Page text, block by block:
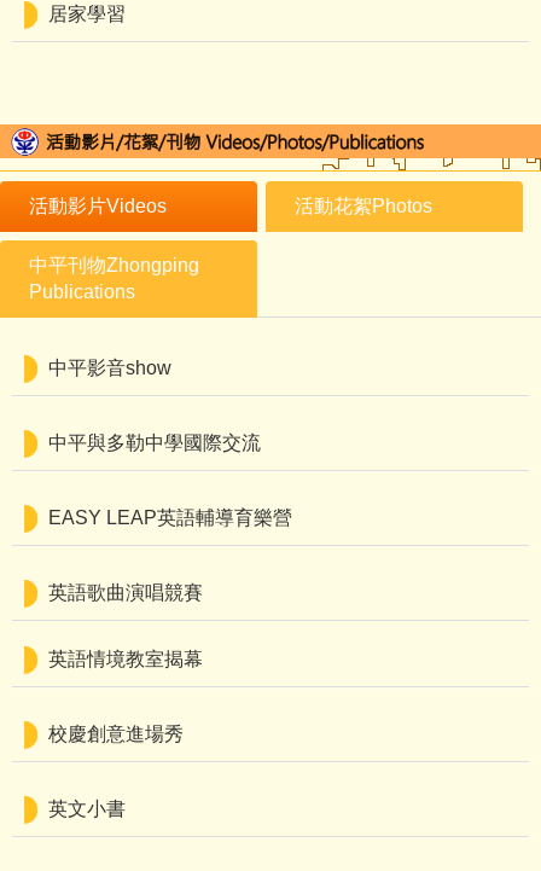
居家學習
活動影片Videos 活動花絮Photos
中平刊物Zhongping
Publications
中平影音show
中平與多勒中學國際交流
EASY LEAP英語輔導育樂營
英語歌曲演唱競賽
英語情境教室揭幕
校慶創意進場秀
英文小書